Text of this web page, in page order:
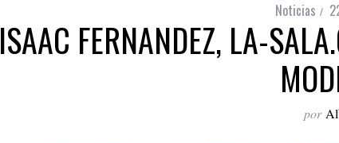
Noticias
ISAAC FERNANDEZ, LA-
por